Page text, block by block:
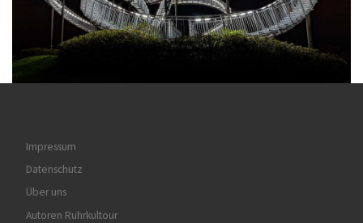
Impressum
Datenschutz
Über uns
Autoren Ruhrkultour